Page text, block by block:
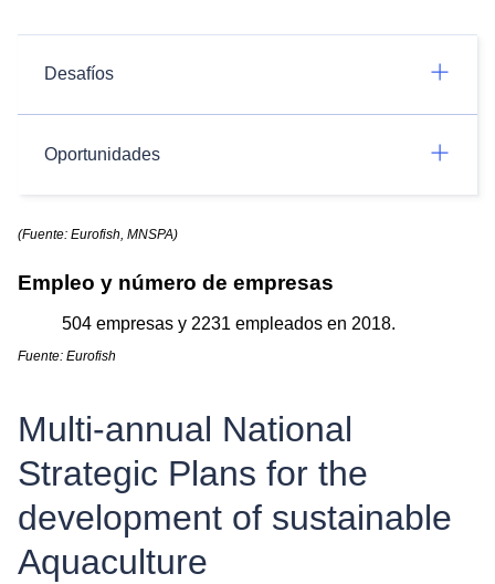
Desafíos
Oportunidades
(Fuente: Eurofish, MNSPA)
Empleo y número de empresas
504 empresas y 2231 empleados en 2018.
Fuente: Eurofish
Multi-annual National
Strategic Plans for the
development of sustainable
Aquaculture